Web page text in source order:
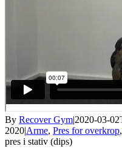
By Recover Gym|2020-03-
2020|Arme, Pres for overkrop,
pres i stativ (dips)